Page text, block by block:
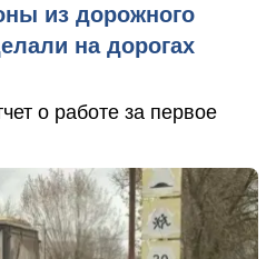
из дорожного
на дорогах
о работе за первое